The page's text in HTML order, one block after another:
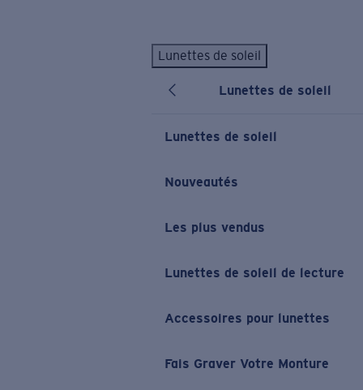
Lunettes de soleil
Lunettes de soleil
Lunettes de soleil
Nouveautés
Les plus vendus
Lunettes de soleil de lecture
Accessoires pour lunettes
Fais Graver Votre Monture
LES PLUS RECHERCHÉS
Lunettes de soleil personnalisées Nouveau